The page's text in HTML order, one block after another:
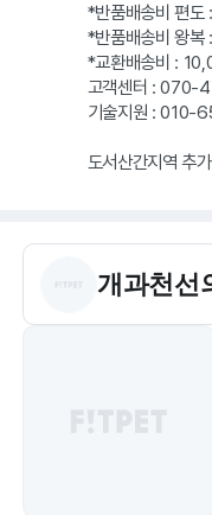
*반품배송비 편
*반품배송비 왕
*교환배송비 :
고객센터 :
기술지원 : 010-
도서산간지역 추
개과천선